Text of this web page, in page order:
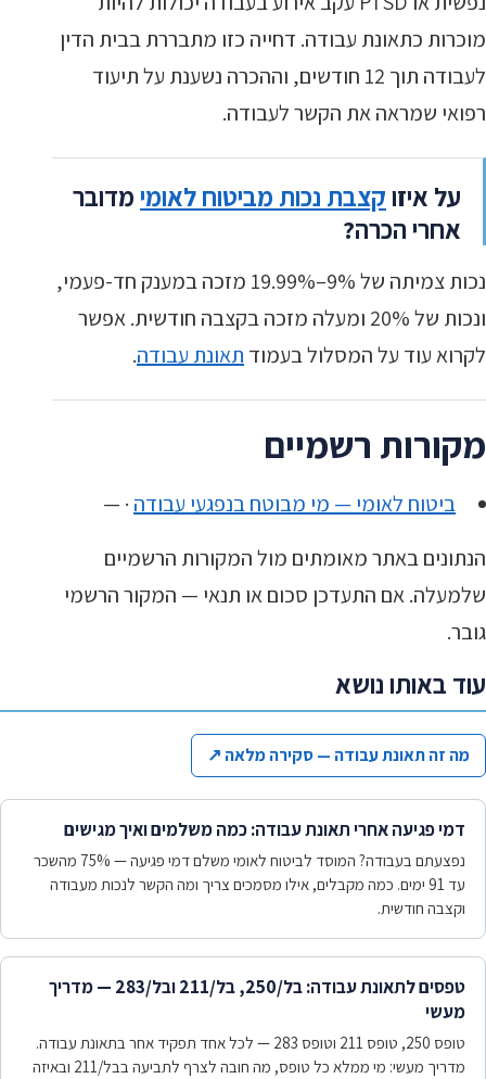
מוכרות כתאונת עבודה. דחייה כזו מתבררת בבית הדין
לעבודה תוך 12 חודשים, וההכרה נשענת על תיעוד
רפואי שמראה את הקשר לעבודה.
על איזוקצבת נכות מביטוח לאומימדובר
אחרי הכרה?
נכות צמיתה של 9%–19.99% מזכה במענק חד-פעמי,
ונכות של 20% ומעלה מזכה בקצבה חודשית. אפשר
לקרוא עוד על המסלול בעמוד תאונת עבודה.
מקורות רשמיים
ביטוח לאומי — מי מבוטח בנפגעי עבודה · —
הנתונים באתר מאומתים מול המקורות הרשמיים
שלמעלה. אם התעדכן סכום או תנאי — המקור הרשמי
גובר.
עוד באותו נושא
מה זה תאונת עבודה — סקירה מלאה ↗
דמי פגיעה אחרי תאונת עבודה: כמה משלמים ואיך מגישים
נפצעתם בעבודה? המוסד לביטוח לאומי משלם דמי פגיעה — 75% מהשכר
עד 91 ימים. כמה מקבלים, אילו מסמכים צריך ומה הקשר לנכות מעבודה
וקצבה חודשית.
טפסים לתאונת עבודה: בל/250, בל/211 ובל/283 — מדריך
מעשי
טופס 250, טופס 211 וטופס 283 — לכל אחד תפקיד אחר בתאונת עבודה.
מדריך מעשי: מי ממלא כל טופס, מה חובה לצרף לתביעה בבל/211 ובאיזה